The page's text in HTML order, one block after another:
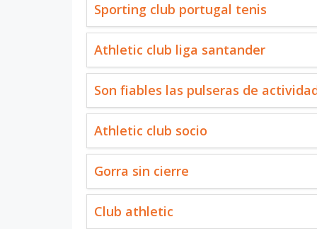
Sporting club portugal tenis
Athletic club liga santander
Son fiables las pulseras de
Athletic club socio
Gorra sin cierre
Club athletic